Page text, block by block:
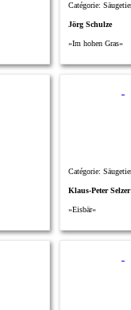
Catégorie:
Jörg Schulze
»Im hohen Gras«
Catégorie:
Klaus-Peter Selzer
»Eisbär«